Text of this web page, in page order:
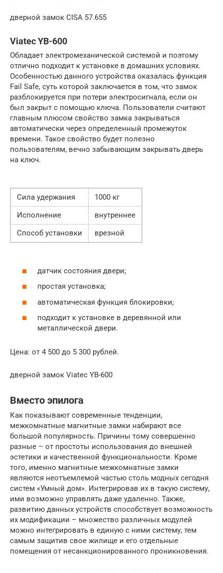
дверной замок CISA 57.655
Viatec YB-600
Обладает электромеханической системой и поэтому
отлично подходит к установке в домашних условиях.
Особенностью данного устройства оказалась функция
Fail Safe, суть которой заключается в том, что замок
разблокируется при потери электросигнала, если он
был закрыт с помощью ключа. Пользователи считают
главным плюсом свойство замка закрываться
автоматически через определенный промежуток
времени. Такое свойство будет полезно
пользователям, вечно забывающим закрывать дверь
на ключ.
Сила удержания
1000 кг
Исполнение
внутреннее
Способ установки
врезной
датчик состояния двери;
простая установка;
автоматическая функция блокировки;
подходит к установке в деревянной или
металлической двери.
Цена: от 4 500 до 5 300 рублей.
дверной замок Viatec YB-600
Вместо эпилога
Как показывают современные тенденции,
межкомнатные магнитные замки набирают все
большой популярность. Причины тому совершенно
разные – от простоты использования до внешней
эстетики и качественной функциональности. Кроме
того, именно магнитные межкомнатные замки
являются неотъемлемой частью столь модных сегодня
систем «Умный дом». Интегрировав их в такую систему,
ими возможно управлять даже удаленно. Также,
развитию данных устройств способствует возможность
их модификации – множество различных модулей
можно интегрировать в единую с ними систему, тем
самым защитив свое жилище и его отдельные
помещения от несанкционированного проникновения.